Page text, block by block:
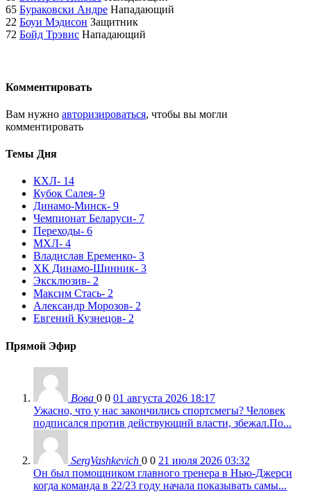
65 Бураковски Андре Нападающий
22 Боуи Мэдисон Защитник
72 Бойд Трэвис Нападающий
Комментировать
Вам нужно авторизироваться, чтобы вы могли
комментировать
Темы Дня
КХЛ- 14
Кубок Салея- 9
Динамо-Минск- 9
Чемпионат Беларуси- 7
Переходы- 6
МХЛ- 4
Владислав Еременко- 3
ХК Динамо-Шинник- 3
Эксклюзив- 2
Максим Стась- 2
Александр Морозов- 2
Евгений Кузнецов- 2
Прямой Эфир
Вова 0 0 01 августа 2026 18:17
Ужасно, что у нас закончились спортсмегы? Человек
подписался против действующнй власти, збежал.По...
SergVashkevich 0 0 21 июля 2026 03:32
Он был помощником главного тренера в Нью-Джерси
когда команда в 22/23 году начала показывать самы...